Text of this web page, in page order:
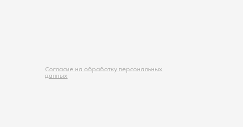
Согласие на обработку персональных
данных